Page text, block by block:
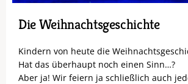
Die Weihnachtsgeschichte
Kindern von heute die
Hat das überhaupt noch einen Sinn…?
Aber ja! Wir feiern ja schließlich auch